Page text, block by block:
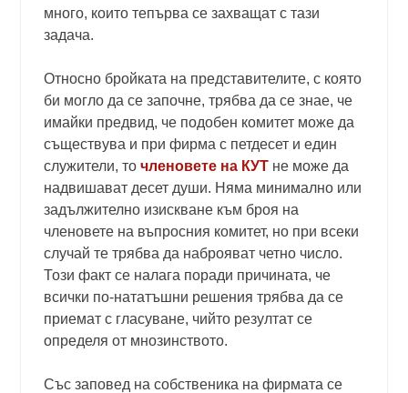
много, които тепърва се захващат с тази
задача.
Относно бройката на представителите, с която
би могло да се започне, трябва да се знае, че
имайки предвид, че подобен комитет може да
съществува и при фирма с петдесет и един
служители, точленовете на КУТ не може да
надвишават десет души. Няма минимално или
задължително изискване към броя на
членовете на въпросния комитет, но при всеки
случай те трябва да наброяват четно число.
Този факт се налага поради причината, че
всички по-нататъшни решения трябва да се
приемат с гласуване, чийто резултат се
определя от мнозинството.
Със заповед на собственика на фирмата се